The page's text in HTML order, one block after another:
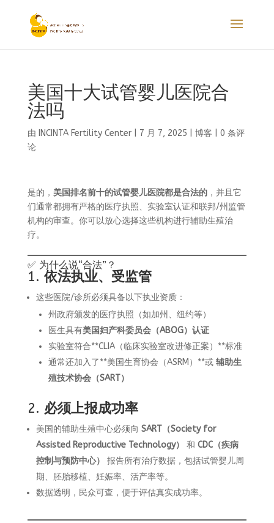
美国十大试管婴儿医院合
法吗
由 INCINTA Fertility Center| 7 月 7, 2025 博客
0 条评
论
是的， 美国排名前十的试管婴儿医院都是合法的，并且它
们通常都拥有严格的医疗执照、实验室认证和联邦/州监管
机构的审查。你可以放心选择这些机构进行辅助生殖治
疗。
✅ 为什么说“合法”？
1. 依法执业、受监管
这些医院/诊所必须具备以下执业资质：
州政府颁发的医疗执照（如加州、纽约等）
医生具有美国妇产科委员会（ABOG）认证
实验室符合**CLIA（临床实验室改进修正案）**标准
通常还加入了**美国生育协会（ASRM）**或 辅助生
殖技术协会（SART）
2. 必须上报成功率
美国的辅助生殖中心必须向 SART（Society for
Assisted Reproductive Technology）
和 CDC（疾病
控制与预防中心）
报告所有治疗数据，包括试管婴儿周
期、胚胎移植、妊娠率、活产率等。
数据透明，民众可查，便于评估真实成功率。